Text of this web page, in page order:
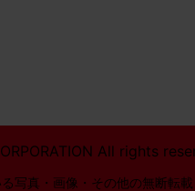
All rights
写真・画像・その他の無断転